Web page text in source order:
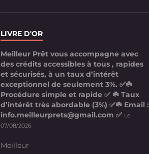
LIVRE D'OR
Meilleur Prêt vous accompagne avec
des crédits accessibles à tous , rapides
et sécurisés, à un taux d’intérêt
exceptionnel de seulement 3%. ✅☘️
Procédure simple et rapide ✅ ☘️ Taux
d’intérêt très abordable (3%) ✅☘️ Email :
info.meilleurprets@gmail.com ✅ Le
07/08/2026
Meilleur